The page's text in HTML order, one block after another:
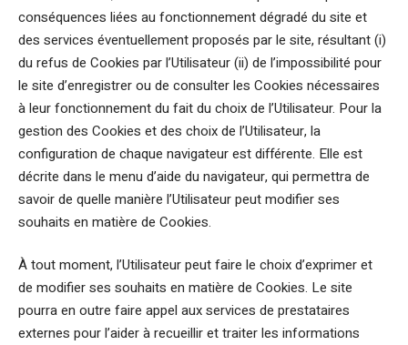
conséquences liées au fonctionnement dégradé du site et
des services éventuellement proposés par le site, résultant (i)
du refus de Cookies par l’Utilisateur (ii) de l’impossibilité pour
le site d’enregistrer ou de consulter les Cookies nécessaires
à leur fonctionnement du fait du choix de l’Utilisateur. Pour la
gestion des Cookies et des choix de l’Utilisateur, la
configuration de chaque navigateur est différente. Elle est
décrite dans le menu d’aide du navigateur, qui permettra de
savoir de quelle manière l’Utilisateur peut modifier ses
souhaits en matière de Cookies.
À tout moment, l’Utilisateur peut faire le choix d’exprimer et
de modifier ses souhaits en matière de Cookies. Le site
pourra en outre faire appel aux services de prestataires
externes pour l’aider à recueillir et traiter les informations